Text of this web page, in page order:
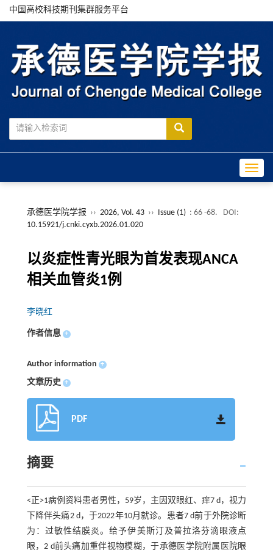
中国高校科技期刊集群服务平台
承德医学院学报 ›› 2026, Vol. 43 ›› Issue (1) : 66 -68.
DOI:
10.15921/j.cnki.cyxb.2026.01.020
以炎症性青光眼为首发表现ANCA
相关血管炎1例
李晓红
作者信息 +
Author information +
文章历史 +
PDF
摘要
<正>1病例资料患者男性，59岁，主因双眼红、痒7 d，视力
下降伴头痛2 d，于2022年10月就诊。患者7 d前于外院诊断
为：过敏性结膜炎。给予伊美斯汀及普拉洛芬滴眼液点
眼，2 d前头痛加重伴视物模糊，于承德医学院附属医院眼